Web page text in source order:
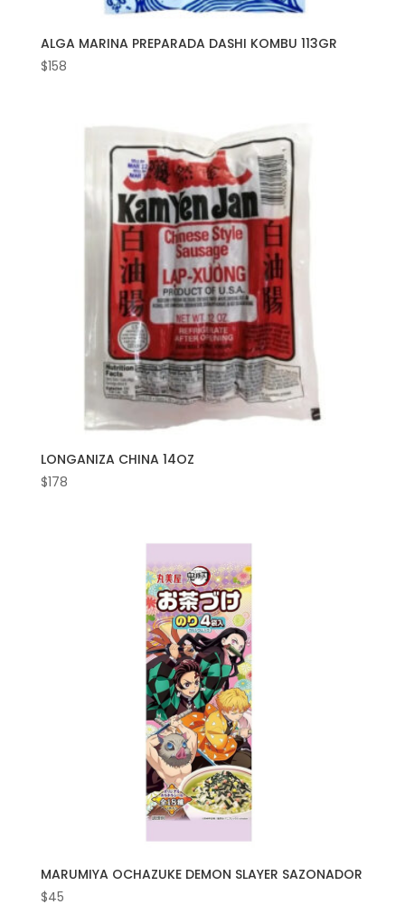
ALGA MARINA PREPARADA DASHI KOMBU 113GR
$158
LONGANIZA CHINA 14OZ
$178
MARUMIYA OCHAZUKE DEMON SLAYER SAZONADOR
$45